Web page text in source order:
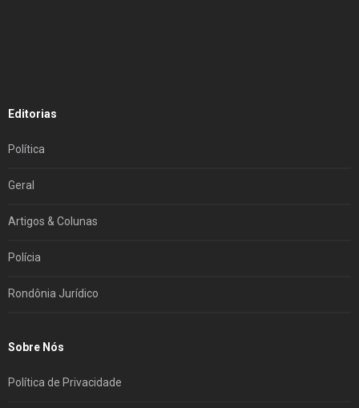
Editorias
Política
Geral
Artigos & Colunas
Polícia
Rondônia Jurídico
Sobre Nós
Política de Privacidade